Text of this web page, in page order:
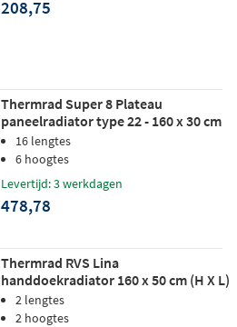
208,75
Thermrad Super 8 Plateau
paneelradiator type 22 - 160 x 30 cm
(L x H)
16 lengtes
6 hoogtes
Levertijd: 3 werkdagen
478,78
Thermrad RVS Lina
handdoekradiator 160 x 50 cm (H X L)
hoogglans RVS (glans)
2 lengtes
2 hoogtes